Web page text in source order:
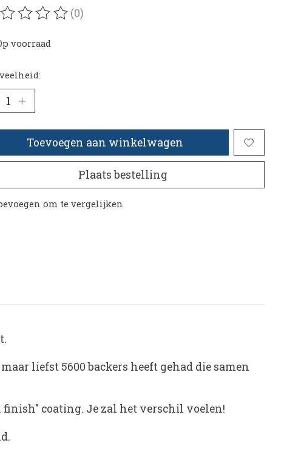
van dit product is
(0)
voorraad
Toevoegen aan winkelwagen
Plaats bestelling
om te vergelijken
liefst 5600 backers heeft gehad die samen
finish" coating. Je zal het verschil voelen!